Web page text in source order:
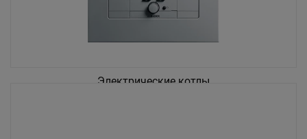
Электрические котлы